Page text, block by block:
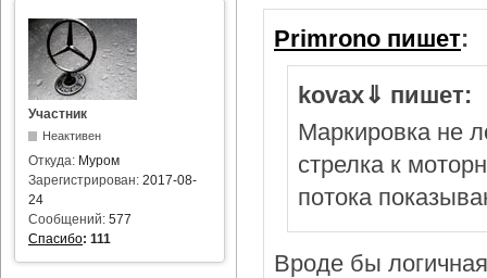
Участник
Неактивен
Откуда: Муром
Зарегистрирован: 2017-08-
24
Сообщений: 577
Спасибо: 111
Primrono пишет:
kovax⇓ пишет:
Маркировка не
стрелка к
потока
Вроде бы